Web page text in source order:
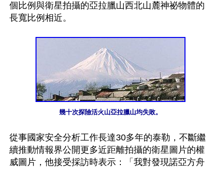
個比例與衛星拍攝的亞拉臘山西北山麓神祕物體的
長寬比例相近。
幾十次探險活火山亞拉臘山均失敗。
從事國家安全分析工作長達30多年的泰勒，不斷繼
續推動情報界公開更多近距離拍攝的衛星圖片的權
威圖片，他接受採訪時表示：「我對發現諾亞方舟